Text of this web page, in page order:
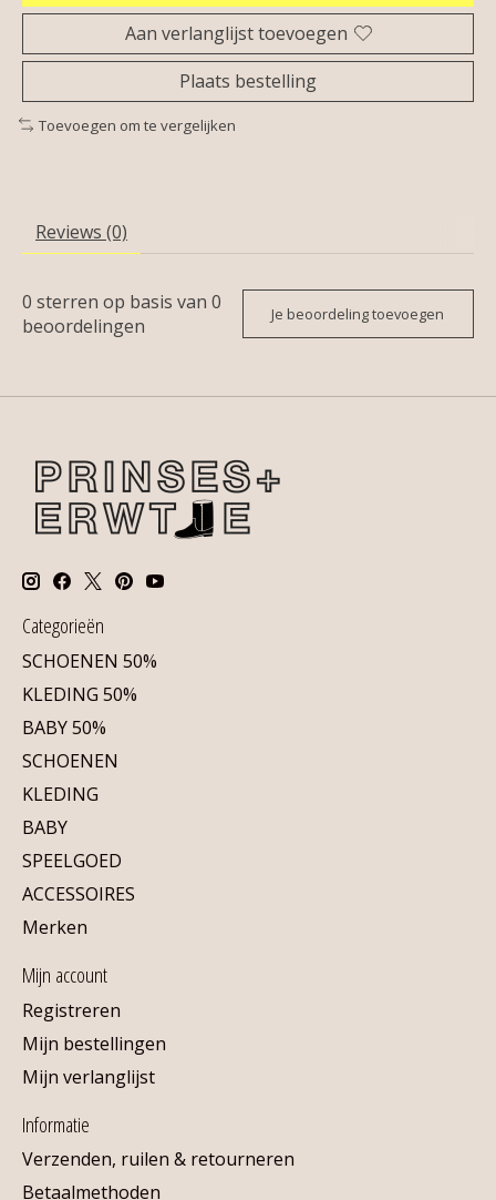
Aan verlanglijst toevoegen
Plaats bestelling
Toevoegen om te vergelijken
Reviews (0)
0 sterren op basis van 0
beoordelingen
Je beoordeling toevoegen
Categorieën
SCHOENEN 50%
KLEDING 50%
BABY 50%
SCHOENEN
KLEDING
BABY
SPEELGOED
ACCESSOIRES
Merken
Mijn account
Registreren
Mijn bestellingen
Mijn verlanglijst
Informatie
Verzenden, ruilen & retourneren
Betaalmethoden